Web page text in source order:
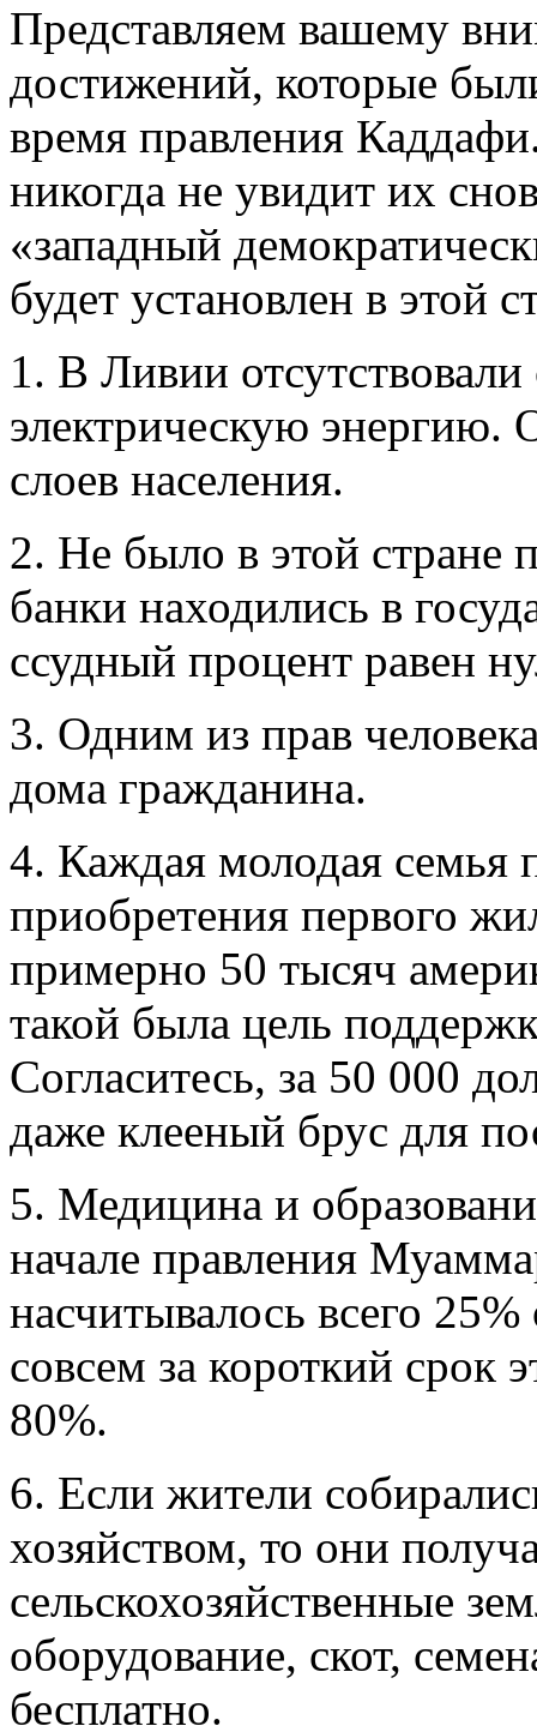
Представляем вашему
достижений, которые
время правления
никогда не увидит их
«западный
будет установлен в этой
1. В Ливии
электрическую энергию.
слоев населения.
2. Не было в этой стране
банки находились в
ссудный процент равен
3. Одним из прав
дома гражданина.
4. Каждая молодая семья
приобретения первого
примерно 50 тысяч
такой была цель
Согласитесь, за 50 000
даже клееный брус для
5. Медицина и
начале правления
насчитывалось всего
совсем за короткий срок
80%.
6. Если жители
хозяйством, то они
сельскохозяйственные
оборудование, скот,
бесплатно.